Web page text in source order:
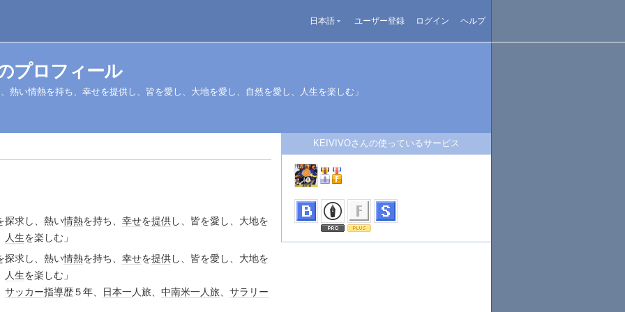
日本語 ユーザー登録 ログイン ヘルプ
プロフィール
熱い情熱を持ち、幸せを提供し、皆を愛し、大地を愛し、自然を愛し、人生を楽しむ」
探求し、熱い情熱を持ち、 幸せを提供し、皆を愛し、大地を
人生を楽しむ」
探求し、熱い情熱を持ち、 幸せを提供し、皆を愛し、大地を
人生を楽しむ」
サッカー指導歴５年、 日本一人旅、 中南米一人旅、 サラリー
KEIVIVOさんの使っているサービス